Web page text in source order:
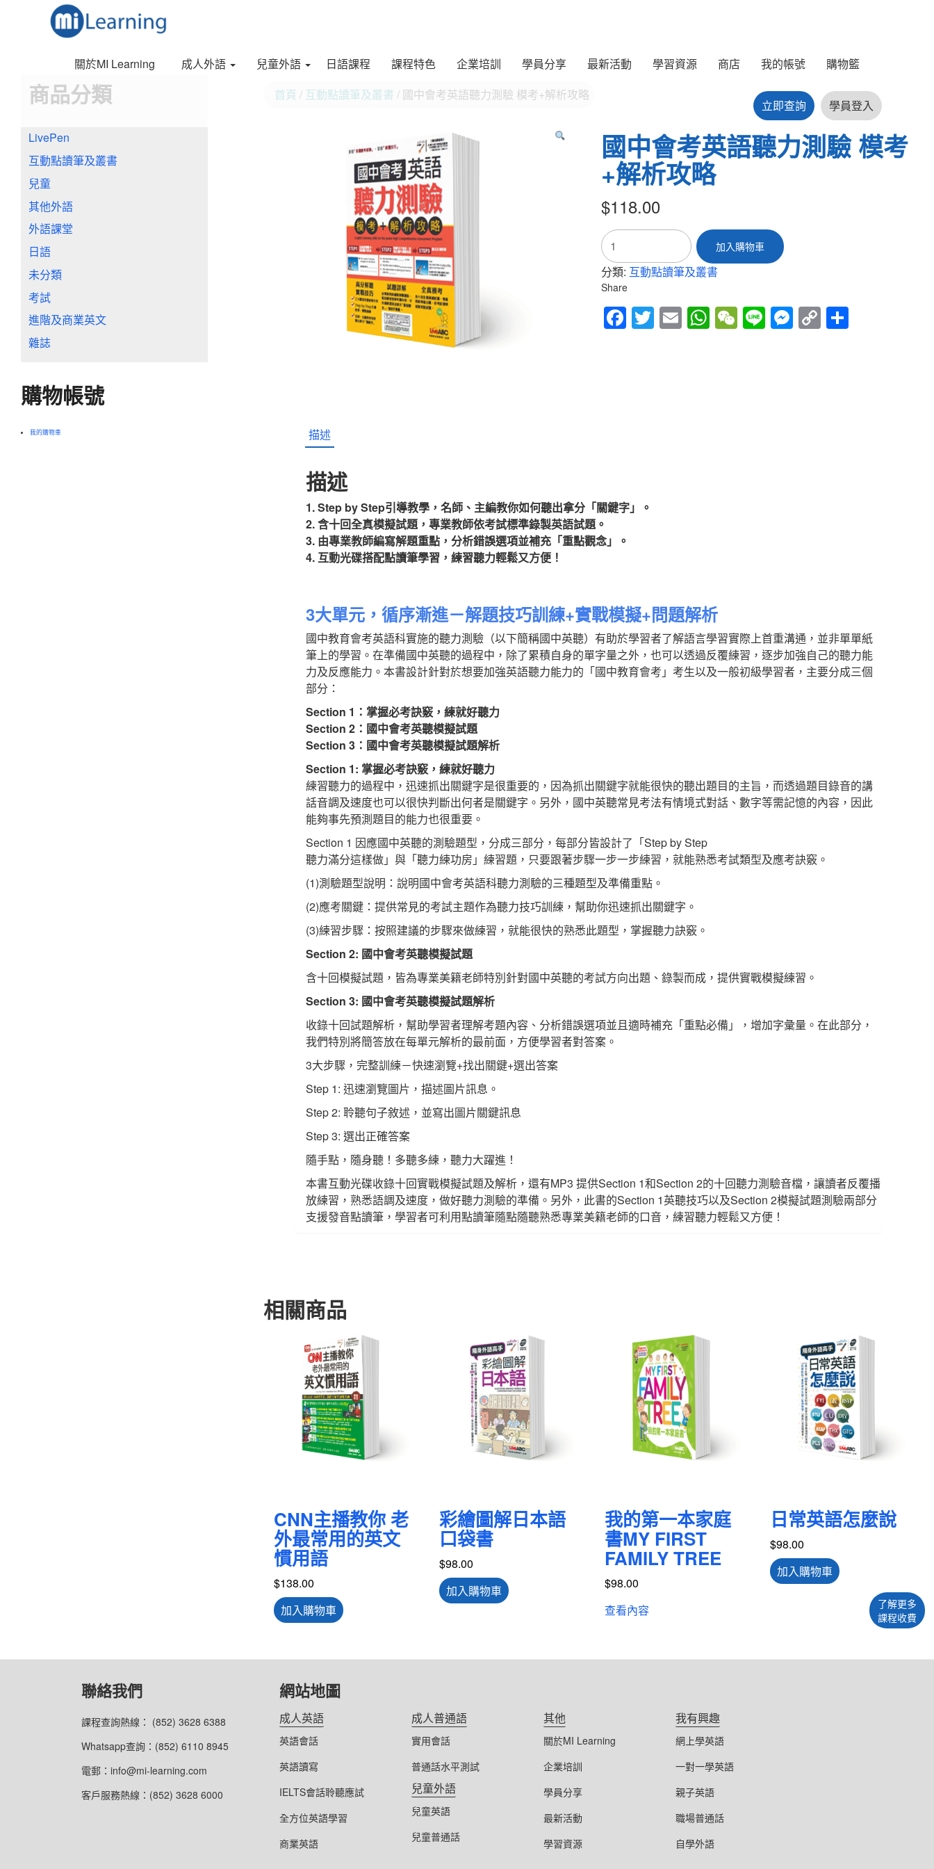
關於MI Learning 成人外語 兒童外語 日語課程 課程特色 企業培訓 學員分享 最新活動 學習資源 商店 我的帳號 購物籃
立即查詢 學員登入
首頁 / 互動點讀筆及叢書 / 國中會考英語聽力測驗 模考+解析攻略
國中會考英語聽力測驗 模考
+解析攻略
$118.00
國
中
會
考
英
語
聽
加入購物車
分類: 互動點讀筆及叢書
Share
Fac
Twitt
Em
Wh
We
Line
Mes
Cop
描述
描述
1. Step by Step引導教學，名師、主編教你如何聽出拿分「關鍵字」。
2. 含十回全真模擬試題，專業教師依考試標準錄製英語試題。
3. 由專業教師編寫解題重點，分析錯誤選項並補充「重點觀念」。
4. 互動光碟搭配點讀筆學習，練習聽力輕鬆又方便！
3大單元，循序漸進－解題技巧訓練+實戰模擬+問題解析
國中教育會考英語科實施的聽力測驗（以下簡稱國中英聽）有助於學習者了解語言學習實際上首重溝通，並非單單紙
筆上的學習。在準備國中英聽的過程中，除了累積自身的單字量之外，也可以透過反覆練習，逐步加強自己的聽力能
力及反應能力。本書設計針對於想要加強英語聽力能力的「國中教育會考」考生以及一般初級學習者，主要分成三個
部分：
Section 1：掌握必考訣竅，練就好聽力
Section 2：國中會考英聽模擬試題
Section 3：國中會考英聽模擬試題解析
Section 1: 掌握必考訣竅，練就好聽力
練習聽力的過程中，迅速抓出關鍵字是很重要的，因為抓出關鍵字就能很快的聽出題目的主旨，而透過題目錄音的講
話音調及速度也可以很快判斷出何者是關鍵字。另外，國中英聽常見考法有情境式對話、數字等需記憶的內容，因此
能夠事先預測題目的能力也很重要。
Section 1 因應國中英聽的測驗題型，分成三部分，每部分皆設計了「Step by Step
聽力滿分這樣做」與「聽力練功房」練習題，只要跟著步驟一步一步練習，就能熟悉考試類型及應考訣竅。
(1)測驗題型說明：說明國中會考英語科聽力測驗的三種題型及準備重點。
(2)應考關鍵：提供常見的考試主題作為聽力技巧訓練，幫助你迅速抓出關鍵字。
(3)練習步驟：按照建議的步驟來做練習，就能很快的熟悉此題型，掌握聽力訣竅。
Section 2: 國中會考英聽模擬試題
含十回模擬試題，皆為專業美籍老師特別針對國中英聽的考試方向出題、錄製而成，提供實戰模擬練習。
Section 3: 國中會考英聽模擬試題解析
收錄十回試題解析，幫助學習者理解考題內容、分析錯誤選項並且適時補充「重點必備」，增加字彙量。在此部分，
我們特別將簡答放在每單元解析的最前面，方便學習者對答案。
3大步驟，完整訓練－快速瀏覽+找出關鍵+選出答案
Step 1: 迅速瀏覽圖片，描述圖片訊息。
Step 2: 聆聽句子敘述，並寫出圖片關鍵訊息
Step 3: 選出正確答案
隨手點，隨身聽！多聽多練，聽力大躍進！
本書互動光碟收錄十回實戰模擬試題及解析，還有MP3 提供Section 1和Section 2的十回聽力測驗音檔，讓讀者反覆播
放練習，熟悉語調及速度，做好聽力測驗的準備。另外，此書的Section 1英聽技巧以及Section 2模擬試題測驗兩部分
支援發音點讀筆，學習者可利用點讀筆隨點隨聽熟悉專業美籍老師的口音，練習聽力輕鬆又方便！
相關商品
CNN主播教你 老
外最常用的英文
慣用語
$138.00
加入購物車
彩繪圖解日本語
口袋書
$98.00
加入購物車
我的第一本家庭
書MY FIRST
FAMILY TREE
$98.00
查看內容
日常英語怎麼說
$98.00
加入購物車
商品分類
LivePen
互動點讀筆及叢書
兒童
其他外語
外語課堂
日語
未分類
考試
進階及商業英文
雜誌
購物帳號
我的購物車
了解更多
課程收費
聯絡我們
課程查詢熱線： (852) 3628 6388
Whatsapp查詢：(852) 6110 8945
電郵：info@mi-learning.com
客戶服務熱線：(852) 3628 6000
網站地圖
成人英語
英語會話
英語讀寫
IELTS會話聆聽應試
全方位英語學習
商業英語
成人普通語
實用會話
普通話水平測試
兒童外語
兒童英語
兒童普通話
其他
關於MI Learning
企業培訓
學員分享
最新活動
學習資源
我有興趣
網上學英語
一對一學英語
親子英語
職場普通話
自學外語